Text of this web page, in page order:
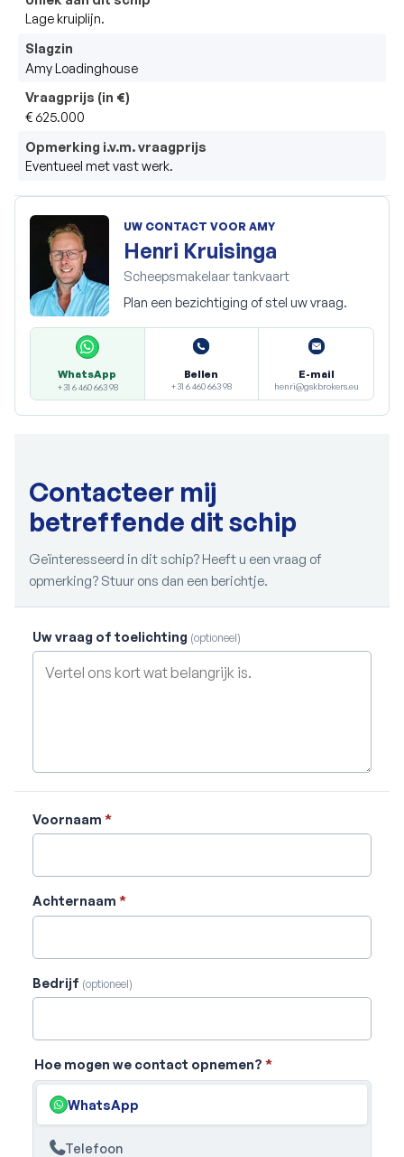
Lage kruiplijn.
Slagzin
Amy Loadinghouse
Vraagprijs (in €)
€ 625.000
Opmerking i.v.m. vraagprijs
Eventueel met vast werk.
UW CONTACT VOOR AMY
Henri Kruisinga
Scheepsmakelaar tankvaart
Plan een bezichtiging of stel uw vraag.
WhatsApp
+31 6 460 663 98
Bellen
+31 6 460 663 98
E-mail
henri@gskbrokers.eu
Contacteer mij
betreffende dit schip
Geïnteresseerd in dit schip? Heeft u een vraag of
opmerking? Stuur ons dan een berichtje.
Uw vraag of toelichting (optioneel)
Voornaam *
Achternaam *
Bedrijf (optioneel)
Hoe mogen we contact opnemen? *
WhatsApp
Telefoon